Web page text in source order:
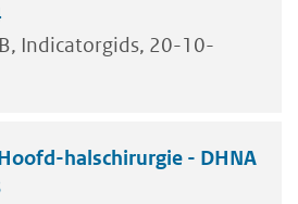
Indicatorgids 20-10-
halschirurgie - DHNA